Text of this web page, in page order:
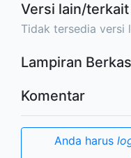
Versi lain/terkait
Tidak tersedia versi
Lampiran Berkas
Komentar
Anda harus